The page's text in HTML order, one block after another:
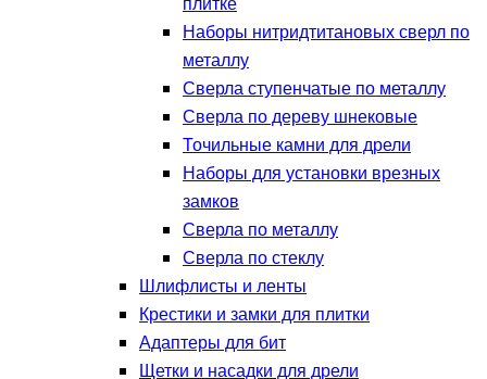
Наборы нитридтитановых сверл по
металлу
Сверла ступенчатые по металлу
Сверла по дереву шнековые
Точильные камни для дрели
Наборы для установки врезных
замков
Сверла по металлу
Сверла по стеклу
Шлифлисты и ленты
Крестики и замки для плитки
Адаптеры для бит
Щетки и насадки для дрели